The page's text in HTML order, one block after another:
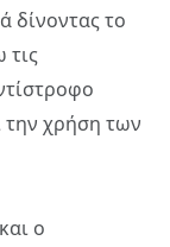
δίνοντας το
τις
την χρήση των
ο